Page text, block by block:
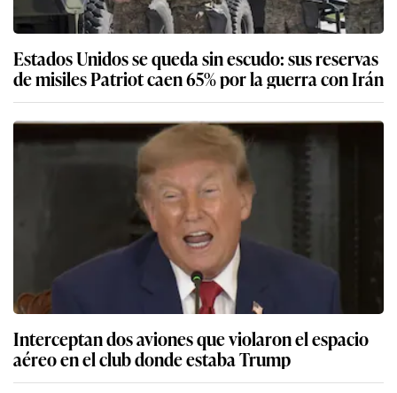
Estados Unidos se queda sin escudo: sus reservas
de misiles Patriot caen 65% por la guerra con Irán
Interceptan dos aviones que violaron el espacio
aéreo en el club donde estaba Trump